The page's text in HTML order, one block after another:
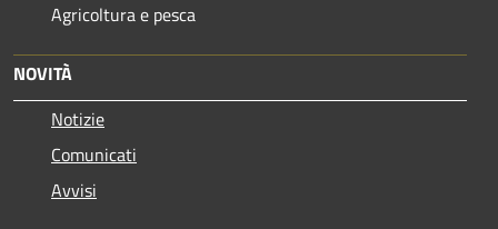
Agricoltura e pesca
NOVITÀ
Notizie
Comunicati
Avvisi